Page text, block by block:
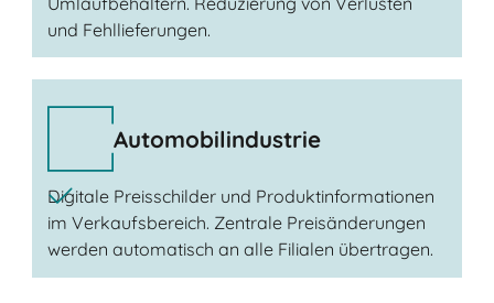
und Fehllieferungen.
Automobilindustrie
Digitale Preisschilder und Produktinformationen
im Verkaufsbereich. Zentrale Preisänderungen
werden automatisch an alle Filialen übertragen.